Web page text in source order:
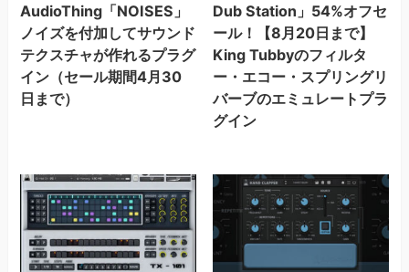
AudioThing「NOISES」
ノイズを付加してサウンド
テクスチャが作れるプラグ
イン（セール期間4月30
日まで）
Dub Station」54%オフセ
ール！【8月20日まで】
King Tubbyのフィルタ
ー・エコー・スプリングリ
バーブのエミュレートプラ
グイン